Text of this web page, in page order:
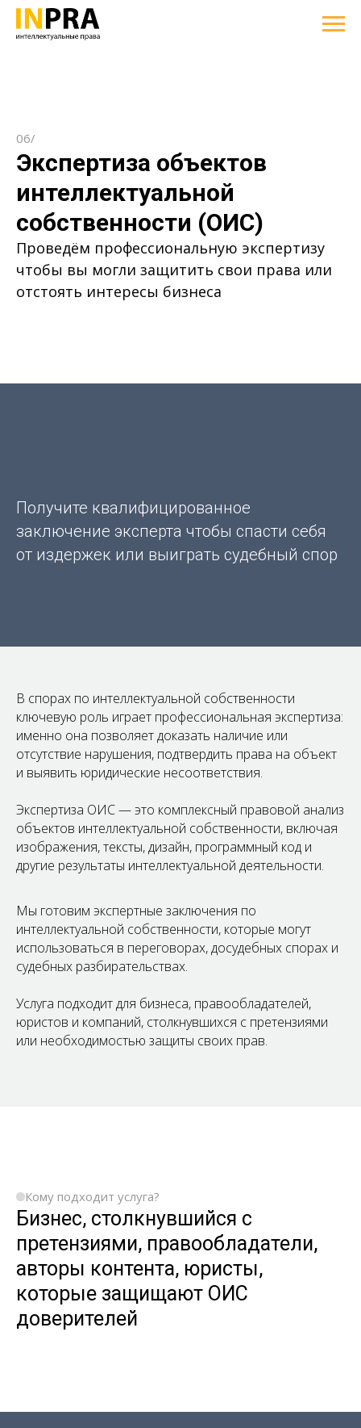
06/
Экспертиза объектов
интеллектуальной
собственности (ОИС)
Проведём профессиональную экспертизу
чтобы вы могли защитить свои права или
отстоять интересы бизнеса
Получите квалифицированное
заключение эксперта чтобы спасти себя
от издержек или выиграть судебный спор
В спорах по интеллектуальной собственности
ключевую роль играет профессиональная экспертиза:
именно она позволяет доказать наличие или
отсутствие нарушения, подтвердить права на объект
и выявить юридические несоответствия.
Экспертиза ОИС — это комплексный правовой анализ
объектов интеллектуальной собственности, включая
изображения, тексты, дизайн, программный код и
другие результаты интеллектуальной деятельности.
Мы готовим экспертные заключения по
интеллектуальной собственности, которые могут
использоваться в переговорах, досудебных спорах и
судебных разбирательствах.
Услуга подходит для бизнеса, правообладателей,
юристов и компаний, столкнувшихся с претензиями
или необходимостью защиты своих прав.
Кому подходит услуга?
Бизнес, столкнувшийся с
претензиями, правообладатели,
авторы контента, юристы,
которые защищают ОИС
доверителей